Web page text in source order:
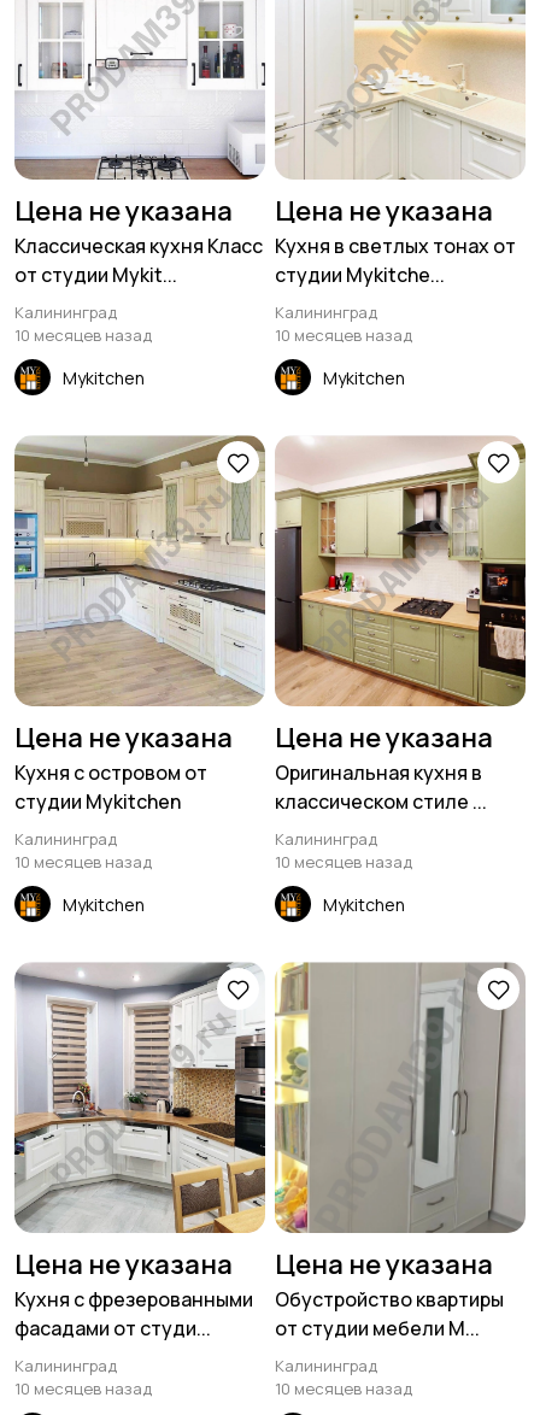
Цена не указана
Классическая кухня Класс
от студии Mykit...
Калининград
10 месяцев назад
Mykitchen
Цена не указана
Кухня в светлых тонах от
студии Mykitche...
Калининград
10 месяцев назад
Mykitchen
Цена не указана
Кухня с островом от
студии Mykitchen
Калининград
10 месяцев назад
Mykitchen
Цена не указана
Оригинальная кухня в
классическом стиле ...
Калининград
10 месяцев назад
Mykitchen
Цена не указана
Кухня с фрезерованными
фасадами от студи...
Калининград
10 месяцев назад
Цена не указана
Обустройство квартиры
от студии мебели M...
Калининград
10 месяцев назад